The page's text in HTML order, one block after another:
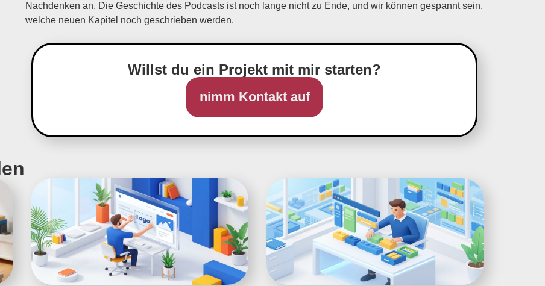
Nachdenken an. Die Geschichte des Podcasts ist noch lange nicht zu Ende, und wir können gespannt sein,
welche neuen Kapitel noch geschrieben werden.
Willst du ein Projekt mit mir starten?
nimm Kontakt auf